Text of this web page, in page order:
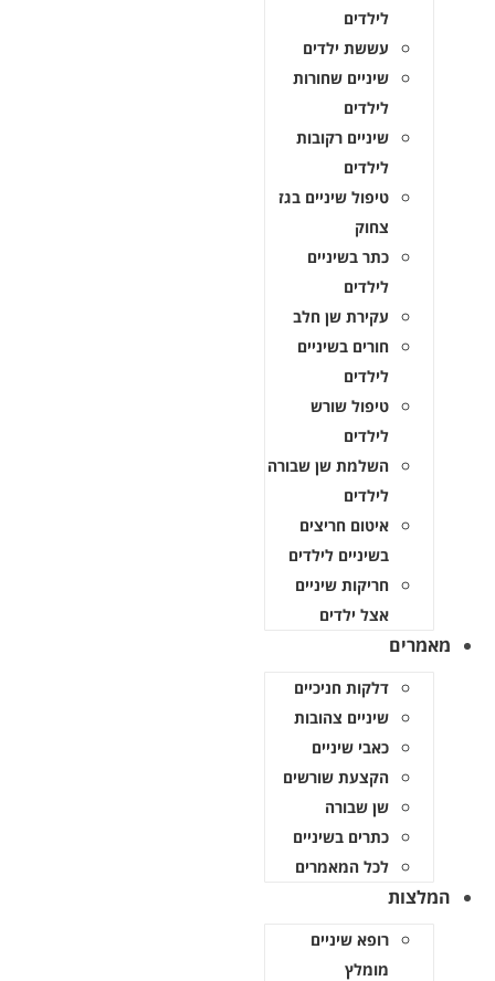
לילדים
עששת ילדים
שיניים שחורות
לילדים
שיניים רקובות
לילדים
טיפול שיניים בגז
כתר בשיניים
לילדים
עקירת שן חלב
חורים בשיניים
לילדים
טיפול שורש
לילדים
השלמת שן שבורה
לילדים
איטום חריצים
בשיניים לילדים
חריקות שיניים
אצל ילדים
מאמרים
דלקות חניכיים
שיניים צהובות
כאבי שיניים
הקצעת שורשים
שן שבורה
כתרים בשיניים
לכל המאמרים
המלצות
רופא שיניים
מומלץ